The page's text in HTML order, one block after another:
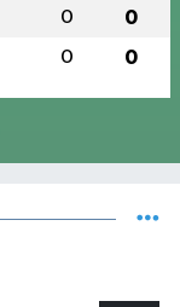
0 0
0 0